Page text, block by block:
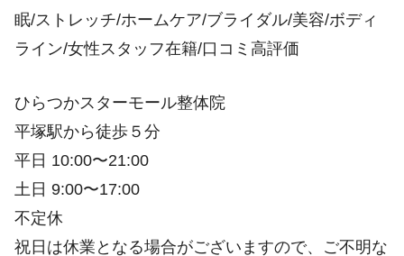
眠/ストレッチ/ホームケア/ブライダル/美容/ボディ
ライン/女性スタッフ在籍/口コミ高評価
ひらつかスターモール整体院
平塚駅から徒歩５分
平日 10:00〜21:00
土日 9:00〜17:00
不定休
祝日は休業となる場合がございますので、ご不明な